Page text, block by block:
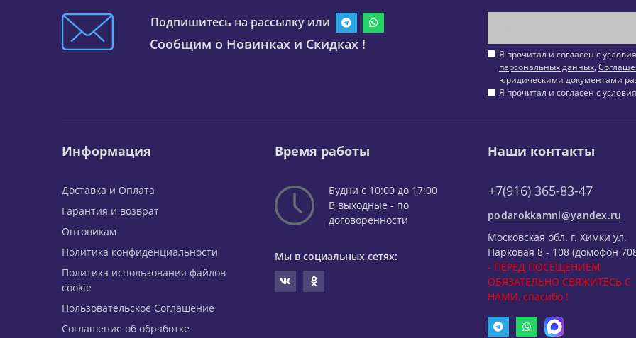
Подпишитесь на рассылку или
Сообщим о Новинках и Скидках !
Я прочитал и согласен с
персональных данных,
юридическими документами
Я прочитал и согласен с
Информация
Доставка и Оплата
Гарантия и возврат
Оптовикам
Политика конфиденциальности
Политика использования файлов
cookie
Пользовательское Соглашение
Соглашение об обработке
Время работы
Будни с 10:00 до 17:00
В выходные - по
договоренности
Мы в социальных сетях:
Наши контакты
+7(916) 365-83-47
podarokkamni@yandex.ru
Московская обл. г. Химки ул.
Парковая 8 - 108 (домофон
- ПЕРЕД ПОСЕЩЕНИЕМ
ОБЯЗАТЕЛЬНО СВЯЖИТЕСЬ С
НАМИ, спасибо !